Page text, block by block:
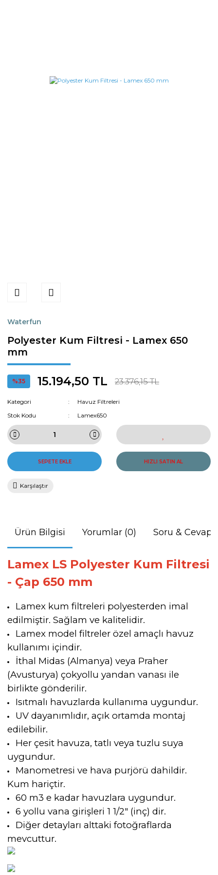
Waterfun
Polyester Kum Filtresi - Lamex 650
mm
%35 15.194,50 TL 23.376,15 TL
Kategori
Havuz Filtreleri
Stok Kodu
Lamex650
SEPETE EKLE HIZLI SATIN AL
Karşılaştır
Ürün Bilgisi Yorumlar (0) Soru & Cevap
Lamex LS Polyester Kum Filtresi
- Çap 650 mm
Lamex kum filtreleri polyesterden imal
edilmiştir. Sağlam ve kalitelidir.
Lamex model filtreler özel amaçlı havuz
kullanımı içindir.
İthal Midas (Almanya) veya Praher
(Avusturya) çokyollu yandan vanası ile
birlikte gönderilir.
Isıtmalı havuzlarda kullanıma uygundur.
UV dayanımlıdır, açık ortamda montaj
edilebilir.
Her çesit havuza, tatlı veya tuzlu suya
uygundur.
Manometresi ve hava purjörü dahildir.
Kum hariçtir.
60 m3 e kadar havuzlara uygundur.
6 yollu vana girişleri 1 1/2" (inç) dir.
Diğer detayları alttaki fotoğraflarda
mevcuttur.